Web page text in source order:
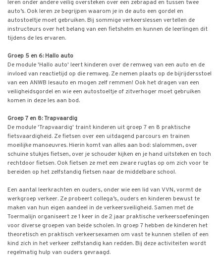
leren onder andere veilig oversteken over een zebrapad en tussen twee
auto’s. Ook leren ze begrijpen waarom je in de auto een gordel en
autostoeltje moet gebruiken. Bij sommige verkeerslessen vertellen de
instructeurs over het belang van een fietshelm en kunnen de leerlingen dit
tijdens de les ervaren.
Groep 5 en 6: Hallo auto
De module 'Hallo auto' leert kinderen over de remweg van een auto en de
invloed van reactietijd op die remweg. Ze nemen plaats op de bijrijdersstoel
van een ANWB lesauto en mogen zelf remmen! Ook het dragen van een
veiligheidsgordel en wie een autostoeltje of zitverhoger moet gebruiken
komen in deze les aan bod.
Groep 7 en 8: Trapvaardig
De module 'Trapvaardig' traint kinderen uit groep 7 en 8 praktische
fietsvaardigheid. Ze fietsen over een uitdagend parcours en trainen
moeilijke manoeuvres. Hierin komt van alles aan bod: slalommen, over
schuine stukjes fietsen, over je schouder kijken en je hand uitsteken en toch
rechtdoor fietsen. Ook fietsen ze met een zware rugtas op om zich voor te
bereiden op het zelfstandig fietsen naar de middelbare school.
Een aantal leerkrachten en ouders, onder wie een lid van VVN, vormt de
werkgroep verkeer. Ze probeert collega’s, ouders en kinderen bewust te
maken van hun eigen aandeel in de verkeersveiligheid. Samen met de
Toermalijn organiseert ze 1 keer in de 2 jaar praktische verkeersoefeningen
voor diverse groepen van beide scholen. In groep 7 hebben de kinderen het
theoretisch en praktisch verkeersexamen om vast te kunnen stellen of een
kind zich in het verkeer zelfstandig kan redden. Bij deze activiteiten wordt
regelmatig hulp van ouders gevraagd.